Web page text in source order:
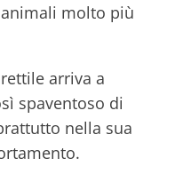
molto più
arriva a
spaventoso di
nella sua